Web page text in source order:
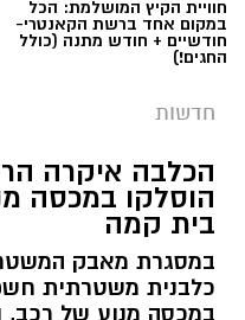
במסגרת מאבק
כלבנית משטרתית
נעצרו. בפעילות
נחשף עסק מחתרתי
רכב ובו עשרות
חשודים נעצרו בסך
רותם שרון / 19:00 06.08.26 אולי